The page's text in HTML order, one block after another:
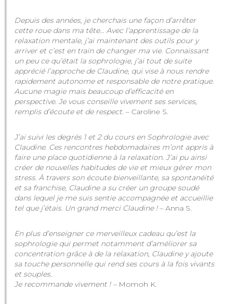
Depuis des années, je cherchais une façon d’arrêter
cette roue dans ma tête… Avec l’apprentissage de la
relaxation mentale, j’ai maintenant des outils pour y
arriver et c’est en train de changer ma vie. Connaissant
un peu ce qu’était la sophrologie, j’ai tout de suite
apprécié l’approche de Claudine, qui vise à nous rendre
rapidement autonome et responsable de notre pratique.
Aucune magie mais beaucoup d’efficacité en
perspective. Je vous conseille vivement ses services,
remplis d’écoute et de respect. – Caroline S.
J’ai suivi les degrés 1 et 2 du cours en Sophrologie avec
Claudine. Ces rencontres hebdomadaires m’ont appris à
faire une place quotidienne à la relaxation. J’ai pu ainsi
créer de nouvelles habitudes de vie et mieux gérer mon
stress. À travers son écoute bienveillante, sa spontanéité
et sa franchise, Claudine a su créer un groupe soudé
dans lequel je me suis sentie accompagnée et accueillie
tel que j’étais. Un grand merci Claudine !– Anna S.
En plus d’enseigner ce merveilleux cadeau qu’est la
sophrologie qui permet notamment d’améliorer sa
concentration grâce à de la relaxation, Claudine y ajoute
sa touche personnelle qui rend ses cours à la fois vivants
et souples.
Je recommande vivement ! – Momoh K.